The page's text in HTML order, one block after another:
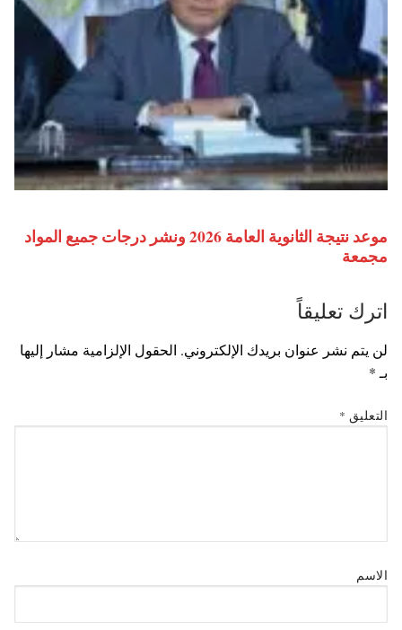
موعد نتيجة الثانوية العامة 2026 ونشر درجات جميع المواد
مجمعة
اترك تعليقاً
لن يتم نشر عنوان بريدك الإلكتروني. الحقول الإلزامية مشار إليها
بـ *
التعليق *
الاسم